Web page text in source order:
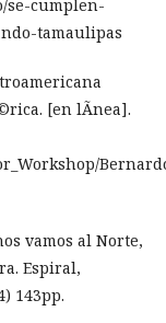
se-cumplen-
tamaulipas
[en lÃ­nea].
vamos al Norte,
Espiral,
143pp.